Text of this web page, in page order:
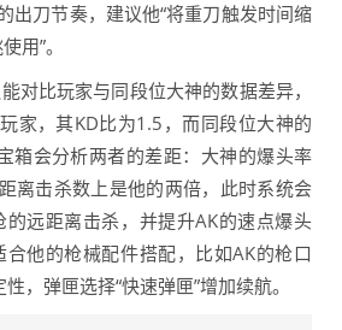
出刀节奏，建议他“将重刀触发时间缩
用”。
对比玩家与同段位大神的数据差异，
家，其KD比为1.5，而同段位大神的
箱会分析两者的差距：大神的爆头率
离击杀数上是他的两倍，此时系统会
的远距离击杀，并提升AK的速点爆头
合他的枪械配件搭配，比如AK的枪口
，弹匣选择“快速弹匣”增加续航。